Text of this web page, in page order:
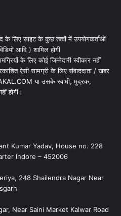
के लिए साइट के कुछ तत्वों में उपयोगकर्ताओं
आदि ) शामिल होगी
के लिए कोई जिम्मेदारी स्वीकार नहीं
ऐसी सामग्री के लिए संवाददाता / खबर
या उसके स्वामी, मुद्रक,
होगी।
Kumar Yadav, House no. 228
Indore – 452006
248 Shailendra Nagar Near
Near Saini Market Kalwar Road